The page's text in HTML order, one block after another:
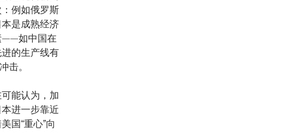
例如俄罗斯
是成熟经济
——如中国在
的生产线有
击。
能认为，加
进一步靠近
国“重心”向